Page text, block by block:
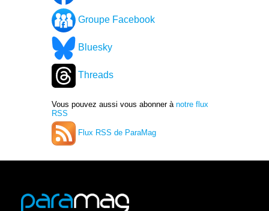
Groupe Facebook
Bluesky
Threads
Vous pouvez aussi vous abonner à notre flux
RSS
Flux RSS de ParaMag